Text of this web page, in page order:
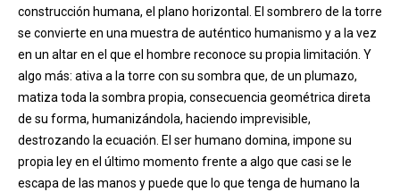
construcción humana, el plano horizontal. El sombrero de la torre
se convierte en una muestra de auténtico humanismo y a la vez
en un altar en el que el hombre reconoce su propia limitación. Y
algo más: ativa a la torre con su sombra que, de un plumazo,
matiza toda la sombra propia, consecuencia geométrica direta
de su forma, humanizándola, haciendo imprevisible,
destrozando la ecuación. El ser humano domina, impone su
propia ley en el último momento frente a algo que casi se le
escapa de las manos y puede que lo que tenga de humano la